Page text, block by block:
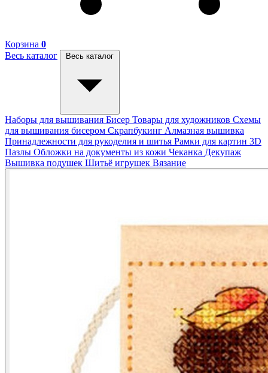
Корзина 0
Весь каталог
Весь каталог
Наборы для вышивания Бисер Товары для художников Схемы
для вышивания бисером Скрапбукинг Алмазная вышивка
Принадлежности для рукоделия и шитья Рамки для картин 3D
Пазлы Обложки на документы из кожи Чеканка Декупаж
Вышивка подушек Шитьё игрушек Вязание